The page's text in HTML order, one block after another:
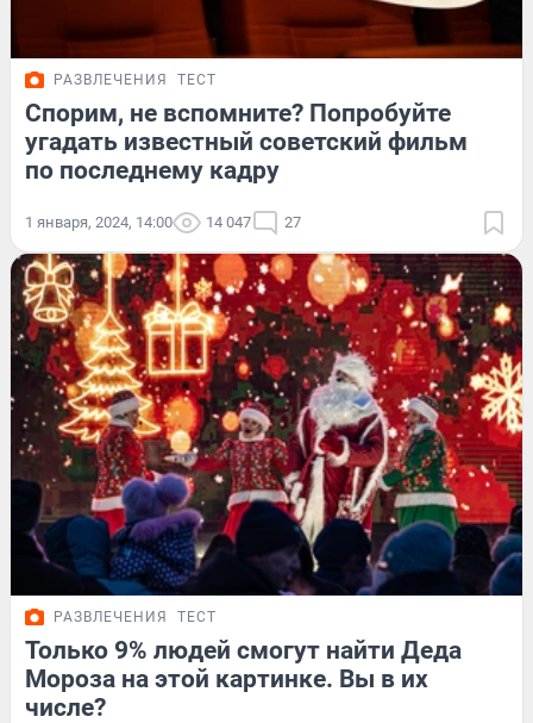
РАЗВЛЕЧЕНИЯ ТЕСТ
Спорим, не вспомните? Попробуйте
угадать известный советский фильм
по последнему кадру
1 января, 2024, 14:00 14 047 27
РАЗВЛЕЧЕНИЯ ТЕСТ
Только 9% людей смогут найти Деда
Мороза на этой картинке. Вы в их
числе?